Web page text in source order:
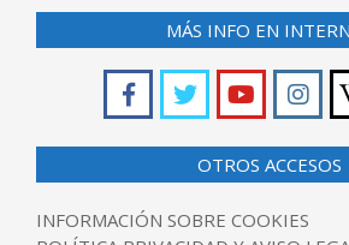
MÁS INFO EN
OTROS ACCESOS
INFORMACIÓN SOBRE COOKIES